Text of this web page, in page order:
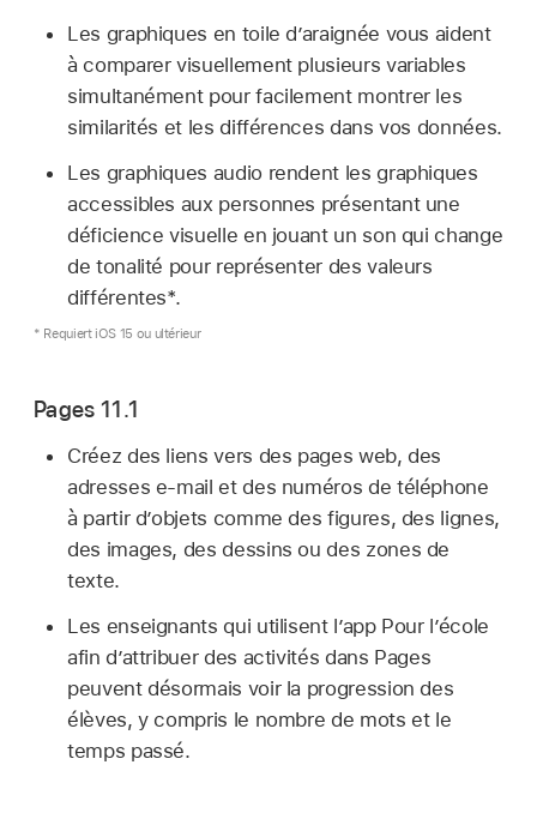
Les graphiques en toile d’araignée vous aident
à comparer visuellement plusieurs variables
simultanément pour facilement montrer les
similarités et les différences dans vos données.
Les graphiques audio rendent les graphiques
accessibles aux personnes présentant une
déficience visuelle en jouant un son qui change
de tonalité pour représenter des valeurs
différentes*.
* Requiert iOS 15 ou ultérieur
Pages 11.1
Créez des liens vers des pages web, des
adresses e-mail et des numéros de téléphone
à partir d’objets comme des figures, des lignes,
des images, des dessins ou des zones de
texte.
Les enseignants qui utilisent l’app Pour l’école
afin d’attribuer des activités dans Pages
peuvent désormais voir la progression des
élèves, y compris le nombre de mots et le
temps passé.